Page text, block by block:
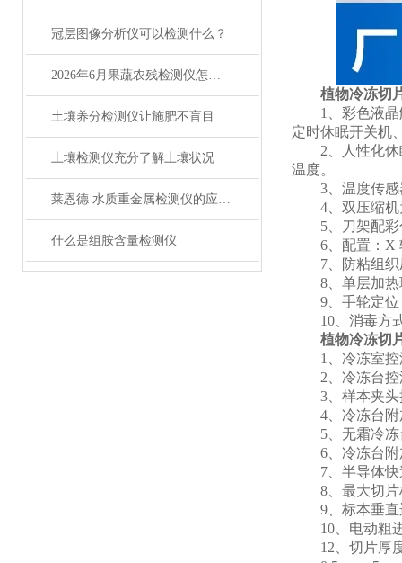
冠层图像分析仪可以检测什么？
2026年6月果蔬农残检测仪怎么选？主流品牌测评
土壤养分检测仪让施肥不盲目
土壤检测仪充分了解土壤状况
莱恩德 水质重金属检测仪的应用场景
什么是组胺含量检测仪
植物冷冻切
1、彩色液晶触
定时休眠开关机
2、人性化休眠
温度。
3、温度传感
4、双压缩机为
5、刀架配彩
6、配置：X 轴
7、防粘组织压
8、单层加热
9、手轮定位
10、消毒方式
植物冷冻切
1、冷冻室控
2、冷冻台控
3、样本夹头
4、冷冻台附
5、无霜冷冻
6、冷冻台附
7、半导体快
8、最大切片
9、标本垂直运
10、电动粗进
12、切片厚度